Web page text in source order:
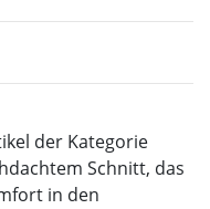
der Kategorie
Schnitt, das
in den